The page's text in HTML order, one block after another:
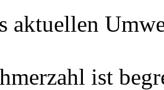
aktuellen
ist